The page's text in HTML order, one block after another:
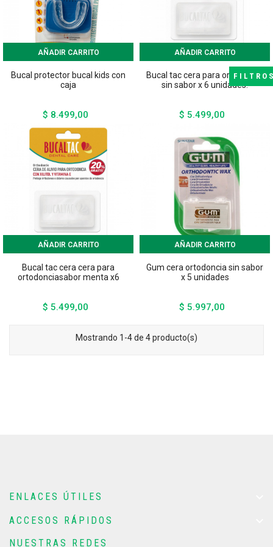
AÑADIR CARRITO
Bucal protector bucal kids con
caja
$ 8.499,00
AÑADIR CARRITO
Bucal tac cera para ortodoncia
sin sabor x 6 unidades.
$ 5.499,00
AÑADIR CARRITO
Bucal tac cera cera para
ortodonciasabor menta x6
$ 5.499,00
AÑADIR CARRITO
Gum cera ortodoncia sin sabor
x 5 unidades
$ 5.997,00
Mostrando 1-4 de 4 producto(s)
ENLACES ÚTILES
ACCESOS RÁPIDOS
NUESTRAS REDES